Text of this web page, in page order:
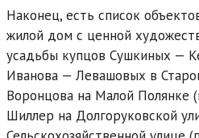
Наконец, есть список
жилой дом с ценной
усадьбы купцов Сушкиных —
Иванова — Левашовых в
Воронцова на Малой Полянке
Шиллер на Долгоруковской